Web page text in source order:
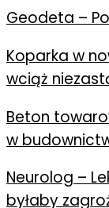
Geodeta –
Koparka w
wciąż
Beton
w
Neurolog –
byłaby